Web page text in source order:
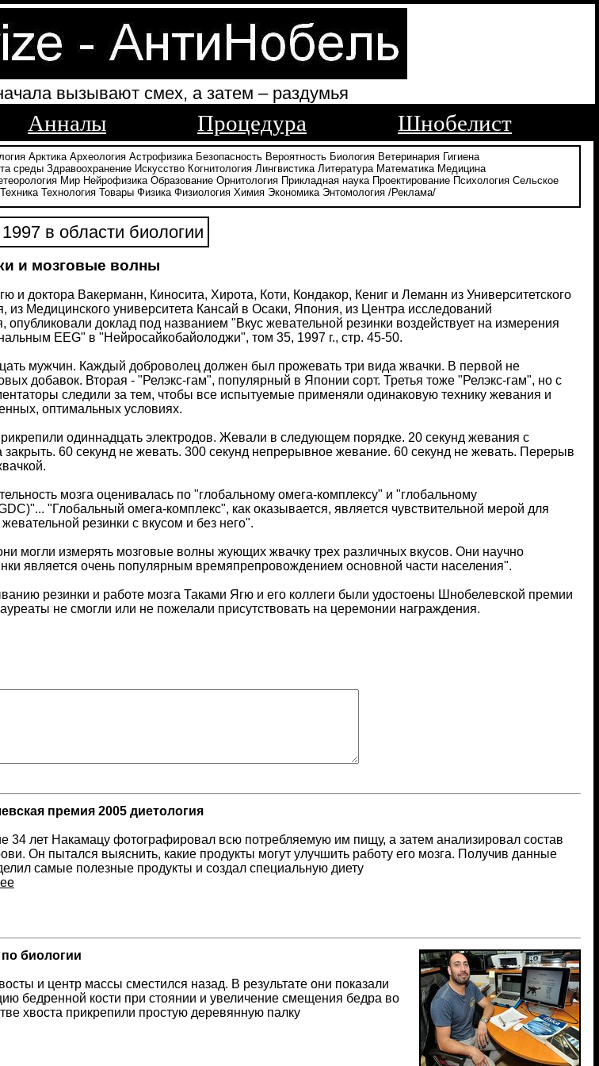
вызывают смех, а затем – раздумья
Анналы Процедура Шнобелист
Арктика Археология Астрофизика Безопасность Вероятность Биология Ветеринария Гигиена
среды Здравоохранение Искусство Когнитология Лингвистика Литература Математика Медицина
Мир Нейрофизика Образование Орнитология Прикладная наука Проектирование Психология Сельское
Техника Технология Товары Физика Физиология Химия Экономика Энтомология /Реклама/
в области биологии
и мозговые волны
и доктора Вакерманн, Киносита, Хирота, Коти, Кондакор, Кениг и Леманн из Университетского
Медицинского университета Кансай в Осаки, Япония, из Центра исследований
опубликовали доклад под названием "Вкус жевательной резинки воздействует на измерения
EEG" в "Нейросайкобайолоджи", том 35, 1997 г., стр. 45-50.
мужчин. Каждый доброволец должен был прожевать три вида жвачки. В первой не
добавок. Вторая - "Релэкс-гам", популярный в Японии сорт. Третья тоже "Релэкс-гам", но с
следили за тем, чтобы все испытуемые применяли одинаковую технику жевания и
оптимальных условиях.
одиннадцать электродов. Жевали в следующем порядке. 20 секунд жевания с
закрыть. 60 секунд не жевать. 300 секунд непрерывное жевание. 60 секунд не жевать. Перерыв
мозга оценивалась по "глобальному омега-комплексу" и "глобальному
"Глобальный омега-комплекс", как оказывается, является чувствительной мерой для
резинки с вкусом и без него".
могли измерять мозговые волны жующих жвачку трех различных вкусов. Они научно
является очень популярным времяпрепровождением основной части населения".
резинки и работе мозга Таками Ягю и его коллеги были удостоены Шнобелевской премии
не смогли или не пожелали присутствовать на церемонии награждения.
премия 2005 диетология
34 лет Накамацу фотографировал всю потребляемую им пищу, а затем анализировал состав
Он пытался выяснить, какие продукты могут улучшить работу его мозга. Получив данные
самые полезные продукты и создал специальную диету
биологии
и центр массы сместился назад. В результате они показали
бедренной кости при стоянии и увеличение смещения бедра во
хвоста прикрепили простую деревянную палку